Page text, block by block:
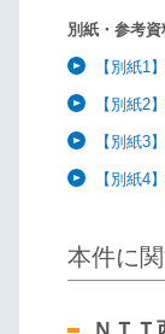
別紙・参考資
【別紙1
【別紙2
【別紙3
【別紙4
本件に